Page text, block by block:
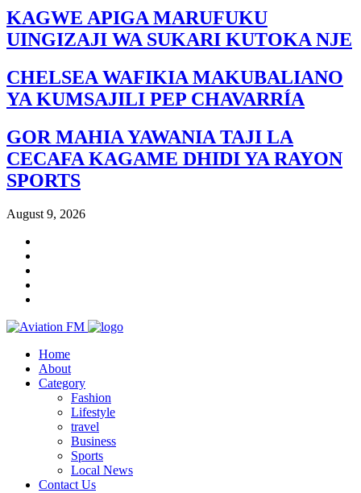
KAGWE APIGA MARUFUKU
UINGIZAJI WA SUKARI KUTOKA NJE
CHELSEA WAFIKIA MAKUBALIANO
YA KUMSAJILI PEP CHAVARRÍA
GOR MAHIA YAWANIA TAJI LA
CECAFA KAGAME DHIDI YA RAYON
SPORTS
August 9, 2026
Home
About
Category
Fashion
Lifestyle
travel
Business
Sports
Local News
Contact Us